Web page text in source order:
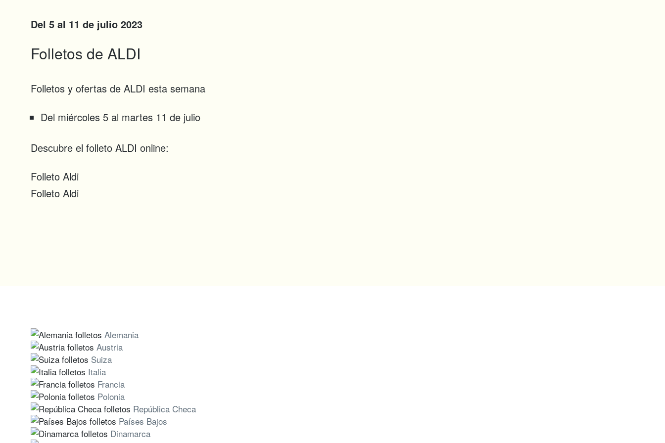
Del 5 al 11 de julio 2023
Folletos de ALDI
Folletos y ofertas de ALDI esta semana
Del miércoles 5 al martes 11 de julio
Descubre el folleto ALDI online:
Folleto Aldi
Folleto Aldi
Alemania
Austria
Suiza
Italia
Francia
Polonia
República Checa
Países Bajos
Dinamarca